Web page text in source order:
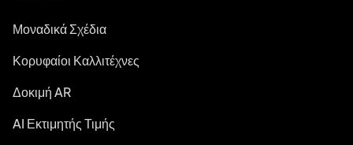
Μοναδικά Σχέδια
Κορυφαίοι Καλλιτέχνες
Δοκιμή AR
AI Εκτιμητής Τιμής